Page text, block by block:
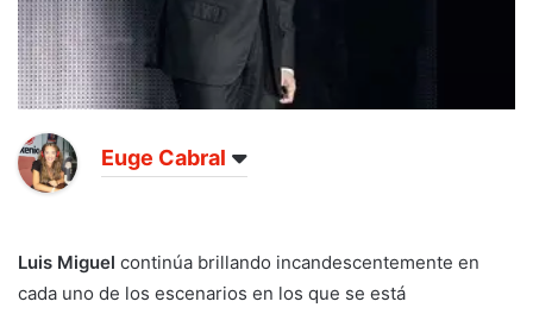
Euge Cabral
Luis Miguel continúa brillando incandescentemente en
cada uno de los escenarios en los que se está